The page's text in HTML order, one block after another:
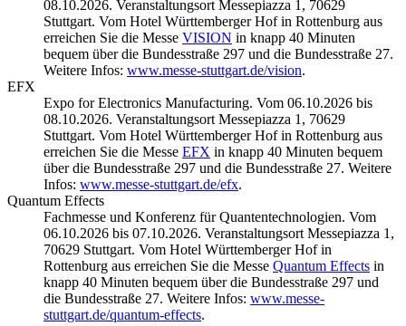
08.10.2026. Veranstaltungsort Messepiazza 1, 70629
Stuttgart. Vom Hotel Württemberger Hof in Rottenburg aus
erreichen Sie die Messe VISION in knapp 40 Minuten
bequem über die Bundesstraße 297 und die Bundesstraße 27.
Weitere Infos: www.messe-stuttgart.de/vision.
EFX
Expo for Electronics Manufacturing. Vom 06.10.2026 bis
08.10.2026. Veranstaltungsort Messepiazza 1, 70629
Stuttgart. Vom Hotel Württemberger Hof in Rottenburg aus
erreichen Sie die Messe EFX in knapp 40 Minuten bequem
über die Bundesstraße 297 und die Bundesstraße 27. Weitere
Infos: www.messe-stuttgart.de/efx.
Quantum Effects
Fachmesse und Konferenz für Quantentechnologien. Vom
06.10.2026 bis 07.10.2026. Veranstaltungsort Messepiazza 1,
70629 Stuttgart. Vom Hotel Württemberger Hof in
Rottenburg aus erreichen Sie die Messe Quantum Effects in
knapp 40 Minuten bequem über die Bundesstraße 297 und
die Bundesstraße 27. Weitere Infos: www.messe-
stuttgart.de/quantum-effects.